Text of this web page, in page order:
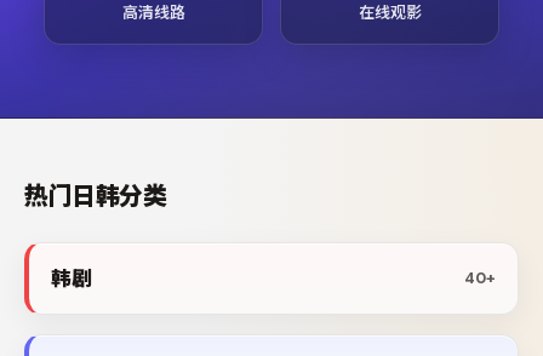
高清线路 在线观影
热门日韩分类
韩剧 40+